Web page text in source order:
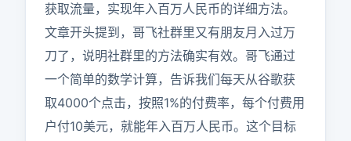
获取流量，实现年入百万人民币的详细方法。
文章开头提到，哥飞社群里又有朋友月入过万
刀了，说明社群里的方法确实有效。哥飞通过
一个简单的数学计算，告诉我们每天从谷歌获
取4000个点击，按照1%的付费率，每个付费用
户付10美元，就能年入百万人民币。这个目标